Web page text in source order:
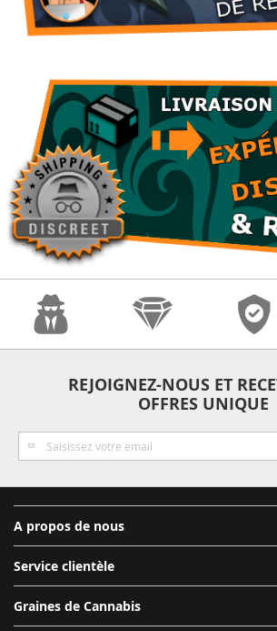
REJOIGNEZ-NOUS ET
OFFRES UNIQUE
Inscription
à
:
A propos de nous
Service clientèle
Graines de Cannabis